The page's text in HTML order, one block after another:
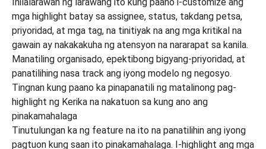
Tinutulungan ka ng feature na ito na panatilihin ang iyong
pagtuon kung saan ito pinakamahalaga. I-highlight ang mga